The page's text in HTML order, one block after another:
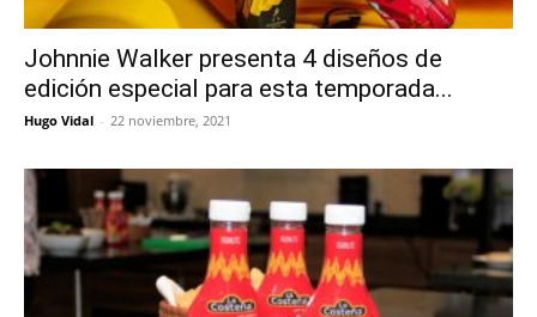
Johnnie Walker presenta 4 diseños de
edición especial para esta temporada...
Hugo Vidal - 22 noviembre, 2021